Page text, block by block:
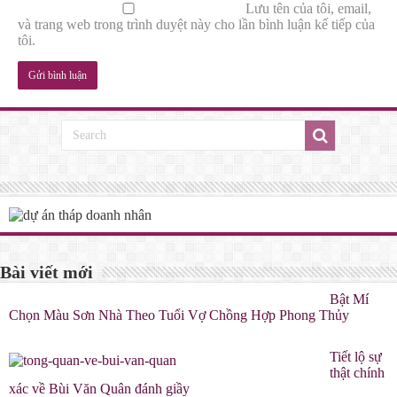
Lưu tên của tôi, email,
và trang web trong trình duyệt này cho lần bình luận kế tiếp của
tôi.
Bài viết mới
Bật Mí
Chọn Màu Sơn Nhà Theo Tuổi Vợ Chồng Hợp Phong Thủy
Tiết lộ sự
thật chính
xác về Bùi Văn Quân đánh giầy